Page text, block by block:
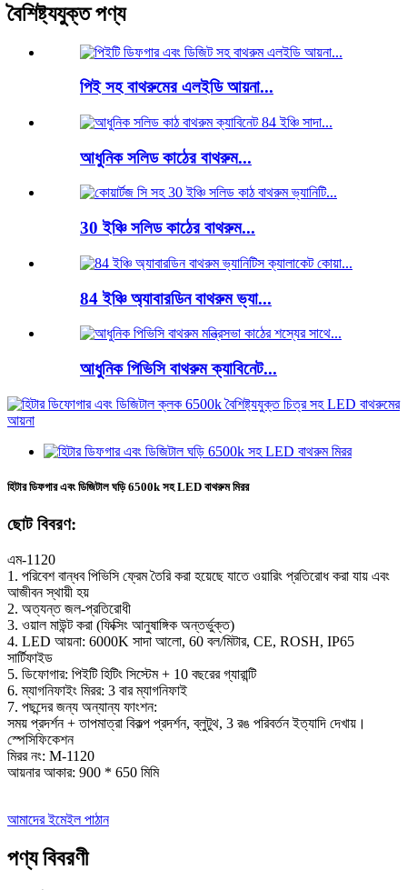
বৈশিষ্ট্যযুক্ত পণ্য
পিই সহ বাথরুমের এলইডি আয়না...
আধুনিক সলিড কাঠের বাথরুম...
30 ইঞ্চি সলিড কাঠের বাথরুম...
84 ইঞ্চি অ্যাবারডিন বাথরুম ভ্যা...
আধুনিক পিভিসি বাথরুম ক্যাবিনেট...
হিটার ডিফগার এবং ডিজিটাল ঘড়ি 6500k সহ LED বাথরুম মিরর
ছোট বিবরণ:
এম-1120
1. পরিবেশ বান্ধব পিভিসি ফ্রেম তৈরি করা হয়েছে যাতে ওয়ারিং প্রতিরোধ করা যায় এবং
আজীবন স্থায়ী হয়
2. অত্যন্ত জল-প্রতিরোধী
3. ওয়াল মাউন্ট করা (ফিক্সিং আনুষাঙ্গিক অন্তর্ভুক্ত)
4. LED আয়না: 6000K সাদা আলো, 60 বল/মিটার, CE, ROSH, IP65
সার্টিফাইড
5. ডিফোগার: পিইটি হিটিং সিস্টেম + 10 বছরের গ্যারান্টি
6. ম্যাগনিফাইং মিরর: 3 বার ম্যাগনিফাই
7. পছন্দের জন্য অন্যান্য ফাংশন:
সময় প্রদর্শন + তাপমাত্রা বিকল্প প্রদর্শন, ব্লুটুথ, 3 রঙ পরিবর্তন ইত্যাদি দেখায়।
স্পেসিফিকেশন
মিরর নং: M-1120
আয়নার আকার: 900 * 650 মিমি
আমাদের ইমেইল পাঠান
পণ্য বিবরণী